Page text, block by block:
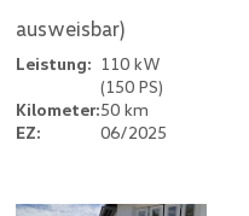
ausweisbar)
Leistung: 110 kW
(150 PS)
Kilometer:50 km
EZ:
06/2025